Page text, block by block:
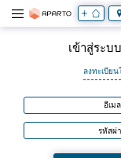
เข้าสู่ระ
ลงทะเบีย